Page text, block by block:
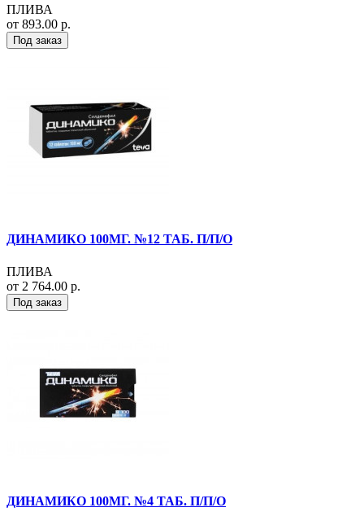
ПЛИВА
от 893.00 р.
Под заказ
ДИНАМИКО 100МГ. №12 ТАБ. П/П/О
ПЛИВА
от 2 764.00 р.
Под заказ
ДИНАМИКО 100МГ. №4 ТАБ. П/П/О